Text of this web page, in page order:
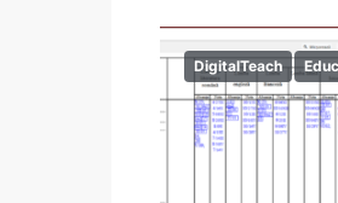
DigitalTeach